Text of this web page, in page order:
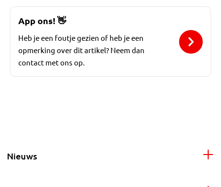
App ons!👋
Heb je een foutje gezien of heb je een
opmerking over dit artikel? Neem dan
contact met ons op.
Nieuws